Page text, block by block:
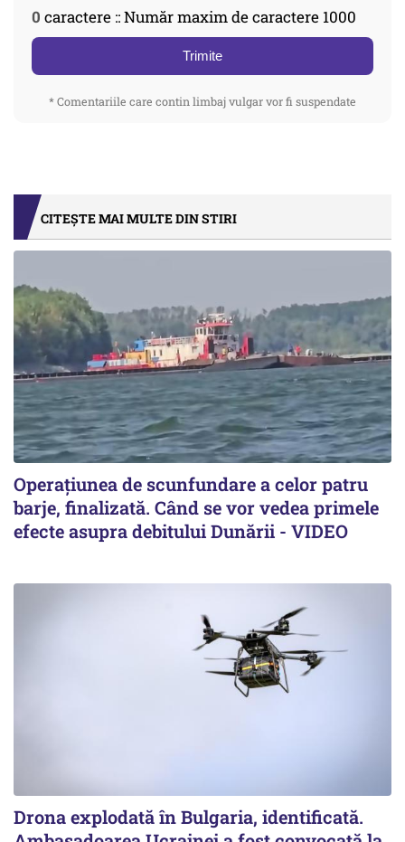
0 caractere :: Număr maxim de caractere 1000
Trimite
* Comentariile care contin limbaj vulgar vor fi suspendate
CITEȘTE MAI MULTE DIN STIRI
Operațiunea de scunfundare a celor patru
barje, finalizată. Când se vor vedea primele
efecte asupra debitului Dunării - VIDEO
Drona explodată în Bulgaria, identificată.